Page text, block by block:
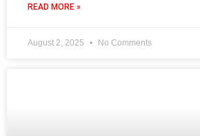
READ MORE »
August 2, 2025 No Comments